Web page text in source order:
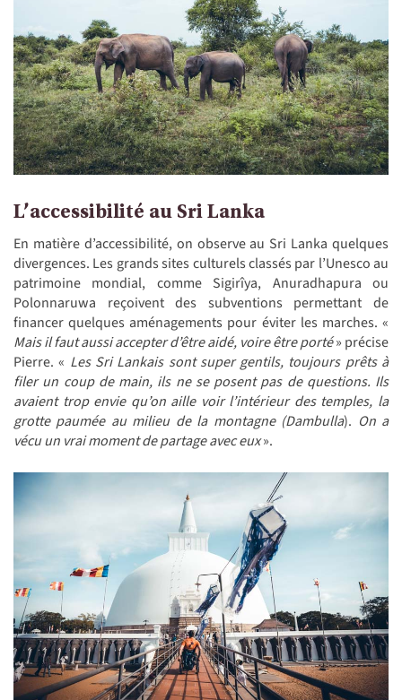
L’accessibilité au Sri Lanka
En matière d’accessibilité, on observe au Sri Lanka quelques
divergences. Les grands sites culturels classés par l’Unesco au
patrimoine mondial, comme Sigirîya, Anuradhapura ou
Polonnaruwa reçoivent des subventions permettant de
financer quelques aménagements pour éviter les marches. «
Mais il faut aussi accepter d’être aidé, voire être porté» précise
Pierre. « Les Sri Lankais sont super gentils, toujours prêts à
filer un coup de main, ils ne se posent pas de questions. Ils
avaient trop envie qu’on aille voir l’intérieur des temples, la
grotte paumée au milieu de la montagne (Dambulla). On a
vécu un vrai moment de partage avec eux».